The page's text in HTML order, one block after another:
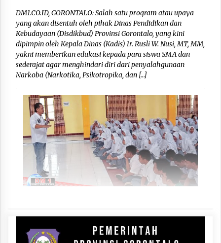
DM1.CO.ID, GORONTALO: Salah satu program atau upaya
yang akan disentuh oleh pihak Dinas Pendidikan dan
Kebudayaan (Disdikbud) Provinsi Gorontalo, yang kini
dipimpin oleh Kepala Dinas (Kadis) Ir. Rusli W. Nusi, MT, MM,
yakni memberikan edukasi kepada para siswa SMA dan
sederajat agar menghindari diri dari penyalahgunaan
Narkoba (Narkotika, Psikotropika, dan […]